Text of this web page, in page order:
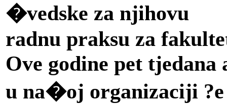
�vedske za njihovu
radnu praksu za
Ove godine pet tjedana
u na�oj organizaciji ?e